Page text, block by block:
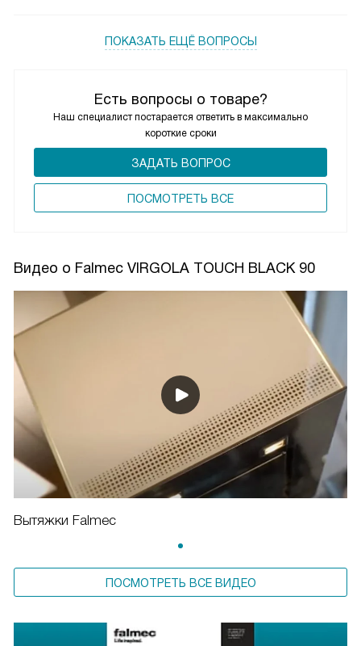
Есть вопросы о товаре?
Наш специалист постарается ответить в максимально
короткие сроки
ЗАДАТЬ ВОПРОС
ПОCМОТРЕТЬ ВСЕ
ПОКАЗАТЬ ЕЩЁ ВОПРОСЫ
Видео о Falmec VIRGOLA TOUCH BLACK 90
Вытяжки Falmec
ПОСМОТРЕТЬ ВСЕ ВИДЕО